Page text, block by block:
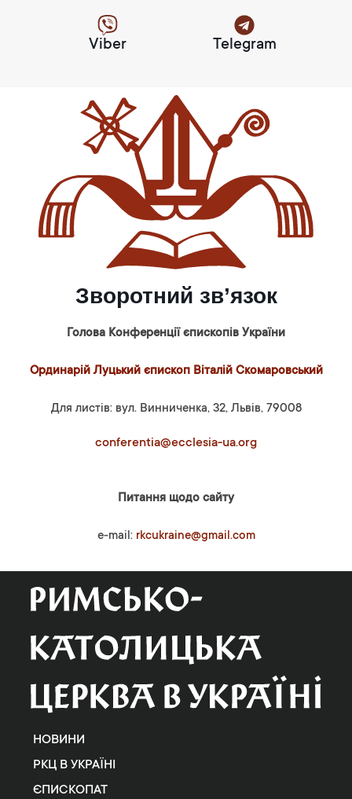
Viber Telegram
Зворотний зв’язок
Голова Конференції єпископів України
Ординарій Луцький єпископ Віталій Скомаровський
Для листів: вул. Винниченка, 32, Львів, 79008
conferentia@ecclesia-ua.org
Питання щодо сайту
e-mail: rkcukraine@gmail.com
НОВИНИ
РКЦ В УКРАЇНІ
ЄПИСКОПАТ